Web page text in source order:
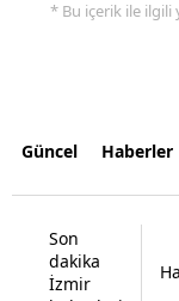
* Bu içerik ile ilgili
Güncel Haberler
Son
dakika
İzmir